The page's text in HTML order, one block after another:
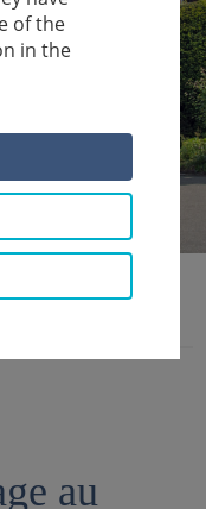
au
of the
in the